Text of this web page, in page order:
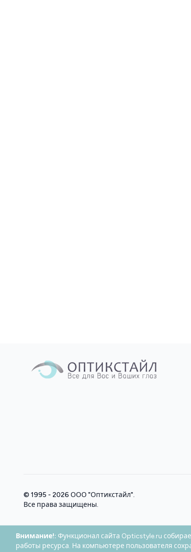
© 1995 - 2026 ООО "Оптикстайл".
Все права защищены.
Внимание!: Функционал сайта Opticstyle.ru
работы ресурса. На компьютере пользователя